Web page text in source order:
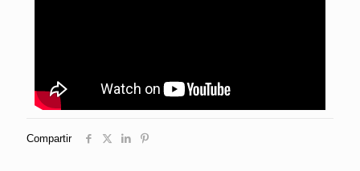
Compartir